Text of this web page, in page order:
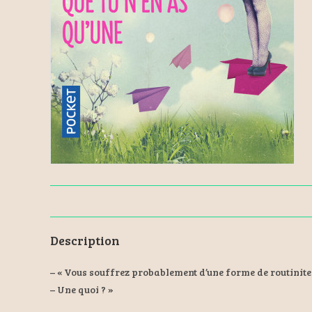
Description
– « Vous souffrez probablement d’une forme de
– Une quoi ? »